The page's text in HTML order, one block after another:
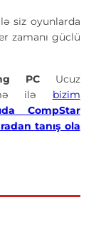
siz oyunlarda
zamanı güclü
PC
Ucuz
ilə bizim
CompStar
tanış ola